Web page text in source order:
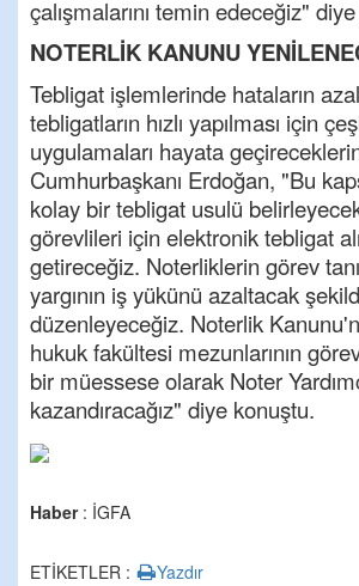
çalışmalarını temin edeceğiz"
NOTERLİK KANUNU
Tebligat işlemlerinde hataların
tebligatların hızlı yapılması için
uygulamaları hayata
Cumhurbaşkanı Erdoğan, "Bu
kolay bir tebligat usulü
görevlileri için elektronik tebligat
getireceğiz. Noterliklerin görev
yargının iş yükünü azaltacak
düzenleyeceğiz. Noterlik
hukuk fakültesi mezunlarının
bir müessese olarak Noter
kazandıracağız" diye konuştu.
Haber: İGFA
ETİKETLER : Yazdır